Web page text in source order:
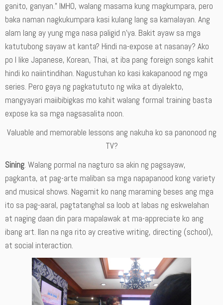
ganito, ganyan.” IMHO, walang masama kung magkumpara, pero
baka naman nagkukumpara kasi kulang lang sa kamalayan. Ang
alam lang ay yung mga nasa paligid n’ya. Bakit ayaw sa mga
katutubong sayaw at kanta? Hindi na-expose at nasanay? Ako
po I like Japanese, Korean, Thai, at iba pang foreign songs kahit
hindi ko naiintindihan. Nagustuhan ko kasi kakapanood ng mga
series. Pero gaya ng pagkatututo ng wika at diyalekto,
mangyayari maiibibigkas mo kahit walang formal training basta
expose ka sa mga nagsasalita noon.
Valuable and memorable lessons ang nakuha ko sa panonood ng
TV?
Sining. Walang pormal na nagturo sa akin ng pagsayaw,
pagkanta, at pag-arte maliban sa mga napapanood kong variety
and musical shows. Nagamit ko nang maraming beses ang mga
ito sa pag-aaral, pagtatanghal sa loob at labas ng eskwelahan
at naging daan din para mapalawak at ma-appreciate ko ang
ibang art. Ilan na nga rito ay creative writing, directing (school),
at social interaction.